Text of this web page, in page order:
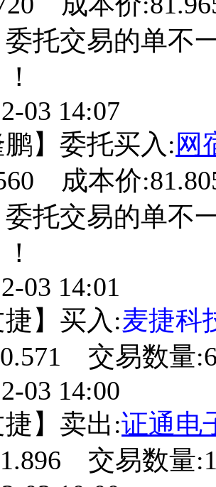
托交易的单不
03 14:07
鹏】委托买入: 网
成本价
托交易的单不
03 14:01
捷】买入:麦捷科
交易数量
03 14:00
捷】卖出:证通电
交易数量